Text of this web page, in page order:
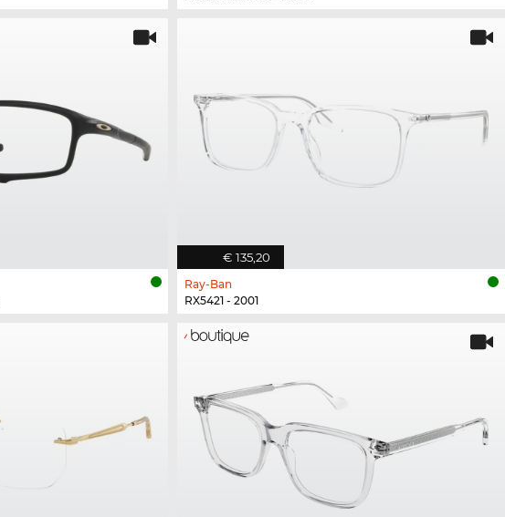
€ 135,20
Ray-Ban
RX5421 - 2001